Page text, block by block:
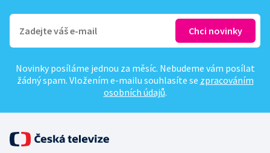
Novinky posíláme jednou za měsíc. Nebudeme vám posílat
žádný spam. Vložením e-mailu souhlasíte se zpracováním
osobních údajů.